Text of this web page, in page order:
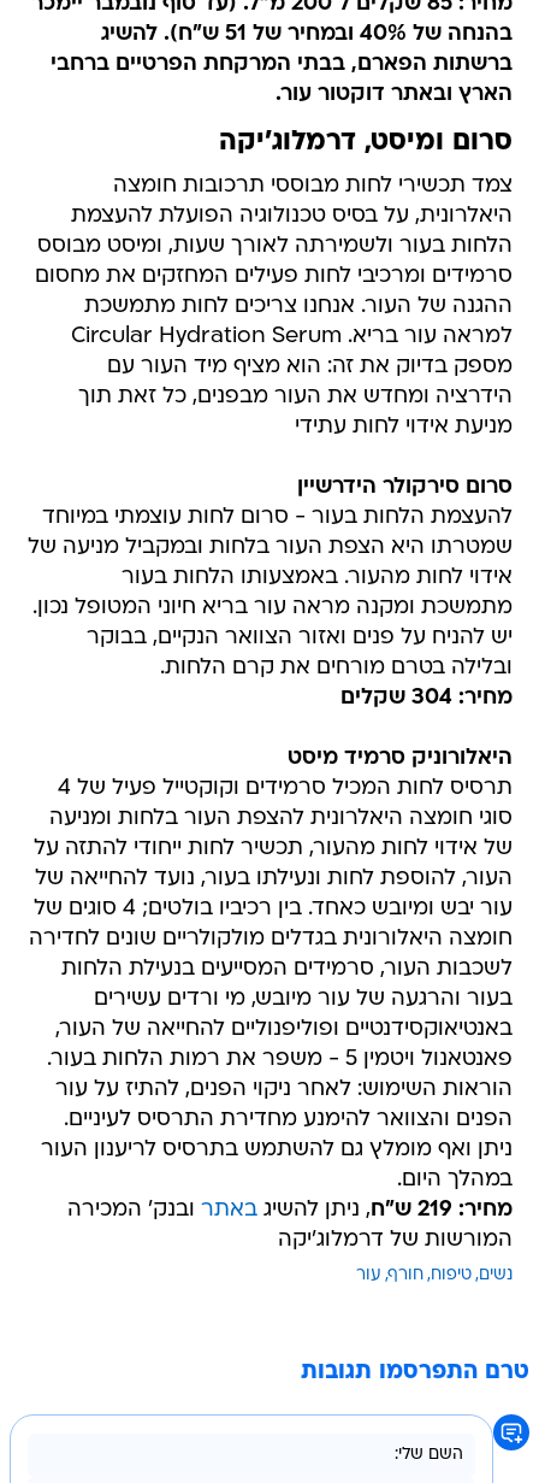
בהנחה של 40% ובמחיר של 51 ש"ח). להשיג
ברשתות הפארם, בבתי המרקחת הפרטיים ברחבי
הארץ ובאתר דוקטור עור.
סרום ומיסט, דרמלוג'יקה
צמד תכשירי לחות מבוססי תרכובות חומצה
היאלרונית, על בסיס טכנולוגיה הפועלת להעצמת
הלחות בעור ולשמירתה לאורך שעות, ומיסט מבוסס
סרמידים ומרכיבי לחות פעילים המחזקים את מחסום
ההגנה של העור. אנחנו צריכים לחות מתמשכת
למראה עור בריא. Circular Hydration Serum
מספק בדיוק את זה: הוא מציף מיד העור עם
הידרציה ומחדש את העור מבפנים, כל זאת תוך
מניעת אידוי לחות עתידי
סרום סירקולר הידרשיין
להעצמת הלחות בעור - סרום לחות עוצמתי במיוחד
שמטרתו היא הצפת העור בלחות ובמקביל מניעה של
אידוי לחות מהעור. באמצעותו הלחות בעור
מתמשכת ומקנה מראה עור בריא חיוני המטופל נכון.
יש להניח על פנים ואזור הצוואר הנקיים, בבוקר
ובלילה בטרם מורחים את קרם הלחות.
מחיר: 304 שקלים
היאלורוניק סרמיד מיסט
תרסיס לחות המכיל סרמידים וקוקטייל פעיל של 4
סוגי חומצה היאלרונית להצפת העור בלחות ומניעה
של אידוי לחות מהעור, תכשיר לחות ייחודי להתזה על
העור, להוספת לחות ונעילתו בעור, נועד להחייאה של
עור יבש ומיובש כאחד. בין רכיביו בולטים; 4 סוגים של
חומצה היאלורונית בגדלים מולקולריים שונים לחדירה
לשכבות העור, סרמידים המסייעים בנעילת הלחות
בעור והרגעה של עור מיובש, מי ורדים עשירים
באנטיאוקסידנטיים ופוליפנוליים להחייאה של העור,
פאנטאנול ויטמין 5 - משפר את רמות הלחות בעור.
הוראות השימוש: לאחר ניקוי הפנים, להתיז על עור
הפנים והצוואר להימנע מחדירת התרסיס לעיניים.
ניתן ואף מומלץ גם להשתמש בתרסיס לריענון העור
במהלך היום.
מחיר: 219 ש"ח
, ניתן להשיגבאתר ובנק' המכירה
המורשות של דרמלוג'יקה
נשים טיפוח חורף עור
טרם התפרסמו תגובות